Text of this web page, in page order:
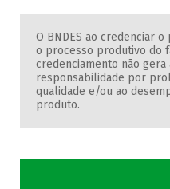
O BNDES ao credenciar
o processo produtivo do
credenciamento não gera
responsabilidade por
qualidade e/ou ao
produto.